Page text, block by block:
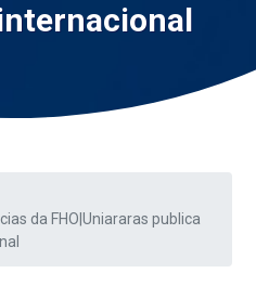
da FHO|Uniararas publica